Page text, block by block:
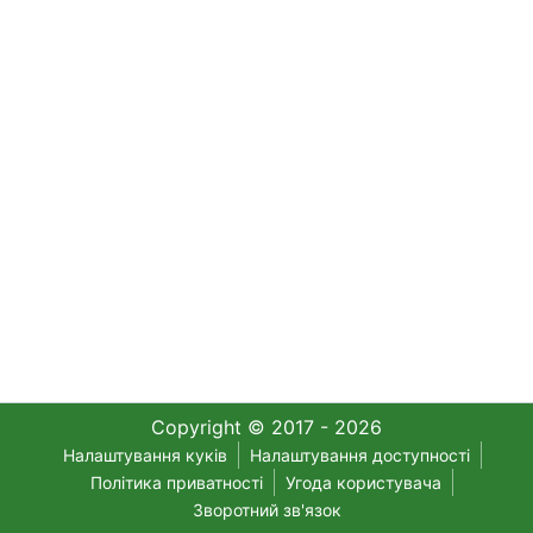
Copyright © 2017 - 2026
Налаштування куків
Налаштування доступності
Політика приватності
Угода користувача
Зворотний зв'язок